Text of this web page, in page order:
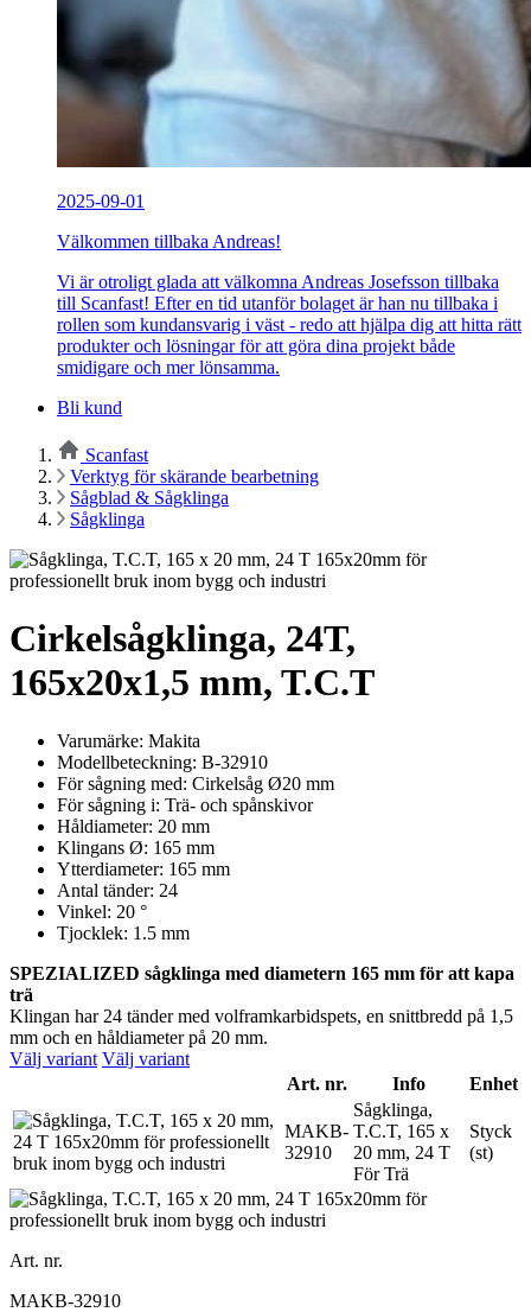
2025-09-01
Välkommen tillbaka Andreas!
Vi är otroligt glada att välkomna Andreas Josefsson tillbaka
till Scanfast! Efter en tid utanför bolaget är han nu tillbaka i
rollen som kundansvarig i väst - redo att hjälpa dig att hitta rätt
produkter och lösningar för att göra dina projekt både
smidigare och mer lönsamma.
Bli kund
Scanfast
Verktyg för skärande bearbetning
Sågblad & Sågklinga
Sågklinga
Cirkelsågklinga, 24T,
165x20x1,5 mm, T.C.T
Varumärke: Makita
Modellbeteckning: B-32910
För sågning med: Cirkelsåg Ø20 mm
För sågning i: Trä- och spånskivor
Håldiameter: 20 mm
Klingans Ø: 165 mm
Ytterdiameter: 165 mm
Antal tänder: 24
Vinkel: 20 °
Tjocklek: 1.5 mm
SPEZIALIZED sågklinga med diametern 165 mm för att kapa
trä
Klingan har 24 tänder med volframkarbidspets, en snittbredd på 1,5
mm och en håldiameter på 20 mm.
Välj variant Välj variant
Art. nr.
Info Enhet
MAKB-
32910
Sågklinga,
T.C.T, 165 x
20 mm, 24 T
För Trä
Styck
(st)
Art. nr.
MAKB-32910